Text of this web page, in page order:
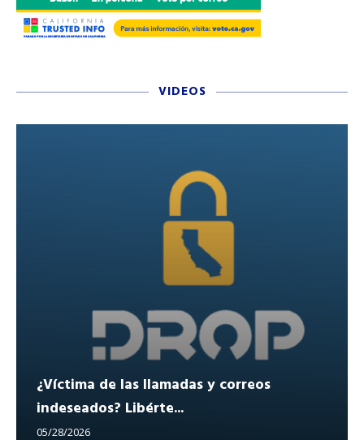
VIDEOS
¿Víctima de las llamadas y correos
indeseados? Libérte...
05/28/2026